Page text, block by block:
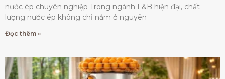
nước ép chuyên nghiệp Trong ngành F&B hiện đại, chất
lượng nước ép không chỉ nằm ở nguyên
Đọc thêm »